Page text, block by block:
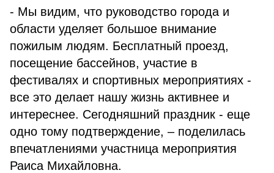
- Мы видим, что руководство города и
области уделяет большое внимание
пожилым людям. Бесплатный проезд,
посещение бассейнов, участие в
фестивалях и спортивных мероприятиях -
все это делает нашу жизнь активнее и
интереснее. Сегодняшний праздник - еще
одно тому подтверждение, – поделилась
впечатлениями участница мероприятия
Раиса Михайловна.